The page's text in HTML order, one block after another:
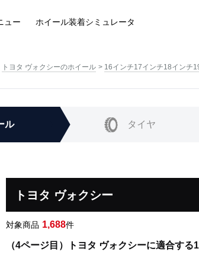
ュー ホイール装着シミュレータ
トヨタ ヴォクシーのホイール 16インチ17インチ18インチ
ル タイヤ
トヨタ ヴォクシー
対象商品 1,688件
（4ページ目）トヨタ ヴォクシーに適合す